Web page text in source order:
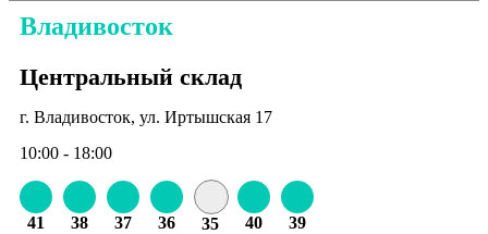
Владивосток
Центральный склад
г. Владивосток, ул. Иртышская 17
10:00 - 18:00
41 38 37 36 35 40 39